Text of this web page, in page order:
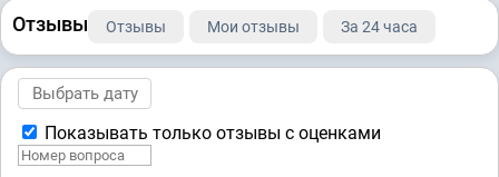
Отзывы Отзывы Мои отзывы За 24 часа
Показывать только отзывы с оценками